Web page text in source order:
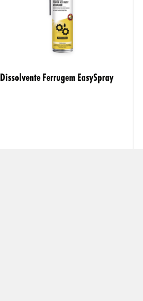
Dissolvente Ferrugem EasySpray